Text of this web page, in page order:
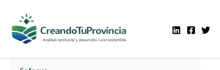
contenido